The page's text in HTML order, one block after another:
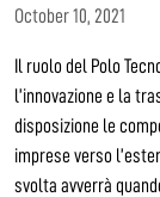
October 10, 2021
Il ruolo del Polo
l’innovazione e la
disposizione le
imprese verso
svolta avverrà